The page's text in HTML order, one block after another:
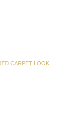
CARPET LOOK